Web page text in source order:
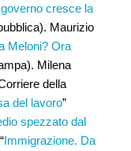
cresce la
Maurizio
Meloni? Ora
Milena
della
del lavoro”
spezzato dal
Immigrazione. Da